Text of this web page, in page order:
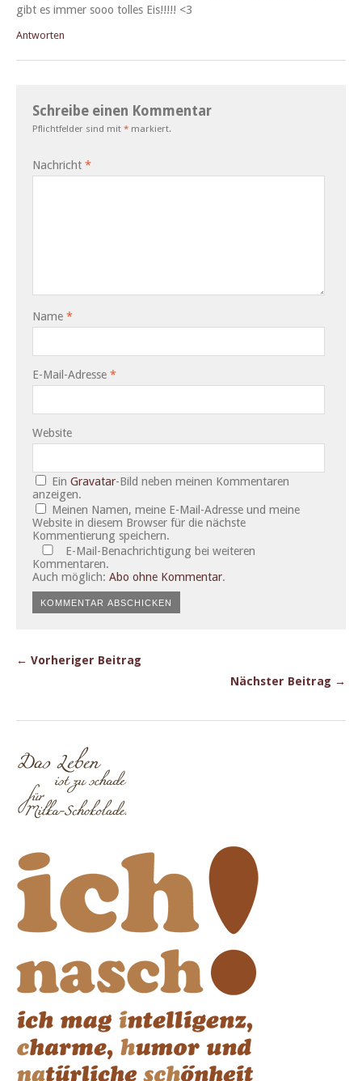
gibt es immer sooo tolles Eis!!!!! <3
Antworten
Schreibe einen Kommentar
Pflichtfelder sind mit * markiert.
Nachricht *
Name *
E-Mail-Adresse *
Website
EinGravatar-Bild neben meinen Kommentaren
anzeigen.
Meinen Namen, meine E-Mail-Adresse und meine
Website in diesem Browser für die nächste
Kommentierung speichern.
E-Mail-Benachrichtigung bei weiteren
Kommentaren.
Auch möglich: Abo ohne Kommentar.
← Vorheriger Beitrag
Nächster Beitrag →